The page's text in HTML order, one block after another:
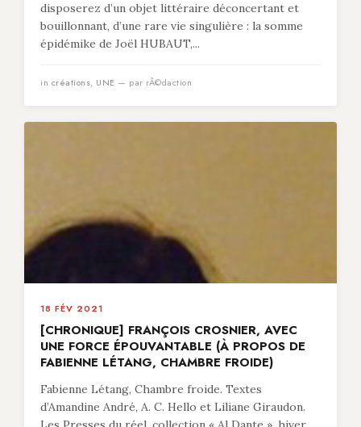
disposerez d’un objet littéraire déconcertant et
bouillonnant, d’une rare vie singulière : la somme
épidémike de Joël HUBAUT,...
in créations, UNE — par rÃ©daction
18 FÉV 2021
[CHRONIQUE] FRANÇOIS CROSNIER, AVEC
UNE FORCE ÉPOUVANTABLE (À PROPOS DE
FABIENNE LÉTANG, CHAMBRE FROIDE)
Fabienne Létang, Chambre froide. Textes
d’Amandine André, A. C. Hello et Liliane Giraudon.